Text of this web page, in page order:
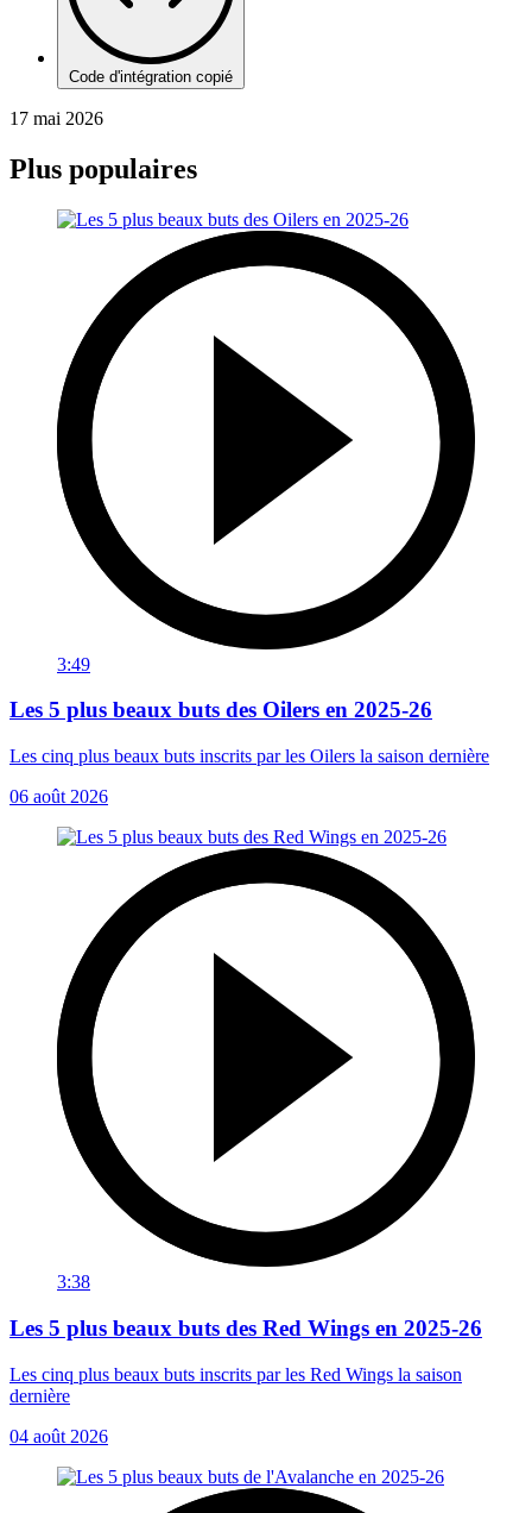
Code d'intégration copié
17 mai 2026
Plus populaires
3:49
Les 5 plus beaux buts des Oilers en 2025-26
Les cinq plus beaux buts inscrits par les Oilers la saison dernière
06 août 2026
3:38
Les 5 plus beaux buts des Red Wings en 2025-26
Les cinq plus beaux buts inscrits par les Red Wings la saison
dernière
04 août 2026